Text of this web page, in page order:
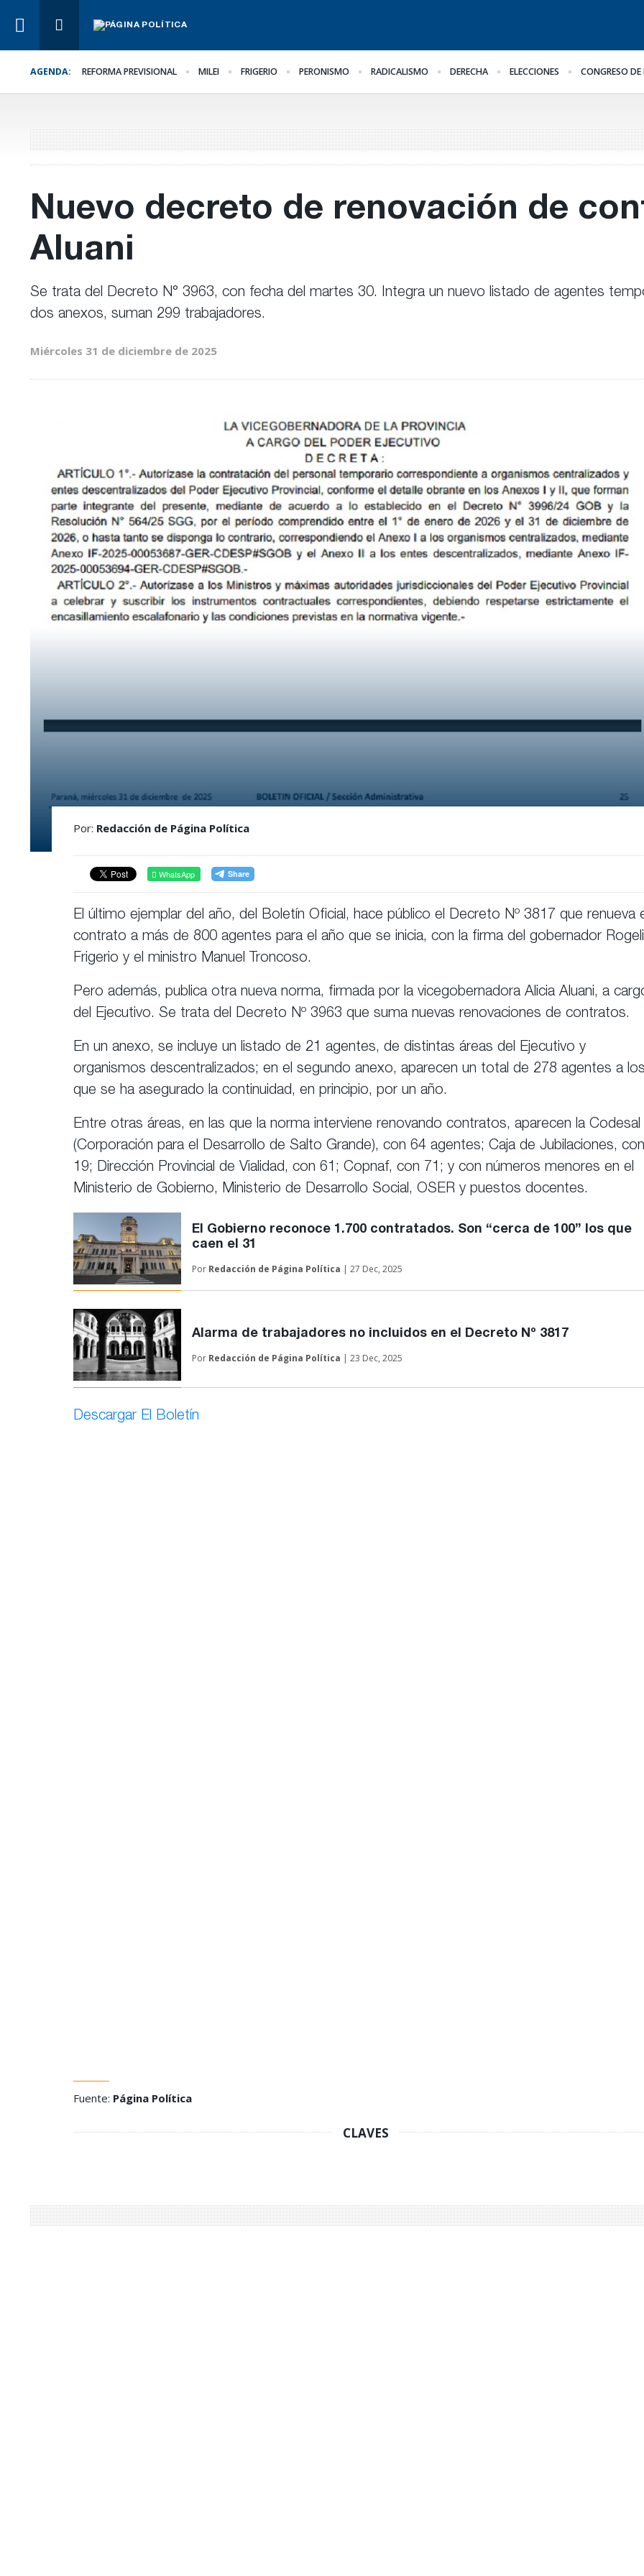
AGENDA: REFORMA PREVISIONAL MILEI FRIGERIO PERONISMO RADICALISMO DERECHA ELECCIONES CONGRESO
reducción del déficit en
Lynch por conflicto de
Nuevo decreto de renovación de
Aluani
Se trata del Decreto N° 3963, con fecha del martes 30. Integra un nuevo listado de agentes
dos anexos, suman 299 trabajadores.
Miércoles 31 de diciembre de 2025
Por: Redacción de Página Política
WhatsApp
El último ejemplar del año, del Boletín Oficial, hace público el Decreto Nº 3817 que renueva
contrato a más de 800 agentes para el año que se inicia, con la firma del gobernador
Frigerio y el ministro Manuel Troncoso.
Pero además, publica otra nueva norma, firmada por la vicegobernadora Alicia Aluani, a
del Ejecutivo. Se trata del Decreto Nº 3963 que suma nuevas renovaciones de contratos.
En un anexo, se incluye un listado de 21 agentes, de distintas áreas del Ejecutivo y
organismos descentralizados; en el segundo anexo, aparecen un total de 278 agentes a
que se ha asegurado la continuidad, en principio, por un año.
Entre otras áreas, en las que la norma interviene renovando contratos, aparecen la Codesal
(Corporación para el Desarrollo de Salto Grande), con 64 agentes; Caja de Jubilaciones, con
19; Dirección Provincial de Vialidad, con 61; Copnaf, con 71; y con números menores en el
Ministerio de Gobierno, Ministerio de Desarrollo Social, OSER y puestos docentes.
El Gobierno reconoce 1.700 contratados. Son “cerca de 100” los que
caen el 31
Por Redacción de Página Política | 27 Dec, 2025
Alarma de trabajadores no incluidos en el Decreto Nº 3817
Por Redacción de Página Política | 23 Dec, 2025
Descargar El Boletín
Fuente: Página Política
CLAVES